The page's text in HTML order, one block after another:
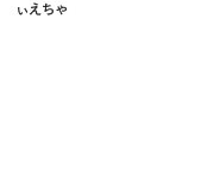
ぃえちゃ